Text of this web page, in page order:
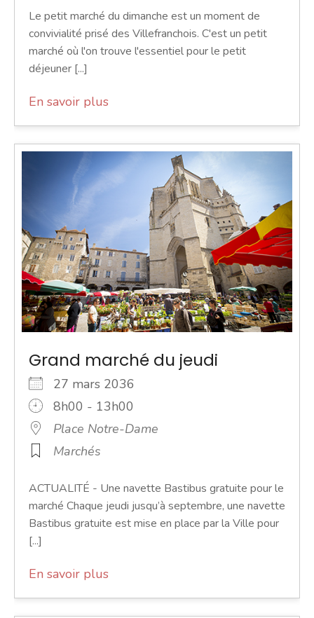
Le petit marché du dimanche est un moment de
convivialité prisé des Villefranchois. C'est un petit
marché où l'on trouve l'essentiel pour le petit
déjeuner [...]
En savoir plus
Grand marché du jeudi
27 mars 2036
8h00 - 13h00
Place Notre-Dame
Marchés
ACTUALITÉ - Une navette Bastibus gratuite pour le
marché Chaque jeudi jusqu’à septembre, une navette
Bastibus gratuite est mise en place par la Ville pour
[...]
En savoir plus